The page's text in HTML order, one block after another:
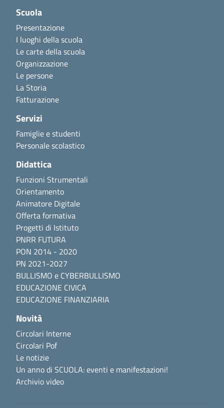
Scuola
Presentazione
I luoghi della scuola
Le carte della scuola
Organizzazione
Le persone
La Storia
Fatturazione
Servizi
Famiglie e studenti
Personale scolastico
Didattica
Funzioni Strumentali
Orientamento
Animatore Digitale
Offerta formativa
Progetti di Istituto
PNRR FUTURA
PON 2014 - 2020
PN 2021-2027
BULLISMO e CYBERBULLISMO
EDUCAZIONE CIVICA
EDUCAZIONE FINANZIARIA
Novità
Circolari Interne
Circolari Pof
Le notizie
Un anno di SCUOLA: eventi e manifestazioni!
Archivio video